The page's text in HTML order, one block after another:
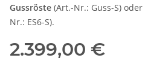
Gussröste (Art.-Nr.: Guss-S) oder
Nr.: ES6-S).
2.399,00 €